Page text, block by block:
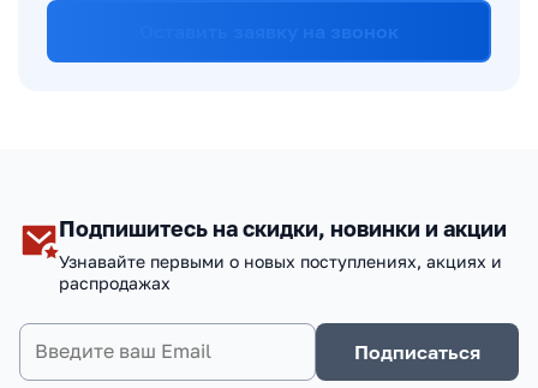
Подпишитесь на скидки, новинки и акции
Узнавайте первыми о новых поступлениях, акциях и
распродажах
Подписаться